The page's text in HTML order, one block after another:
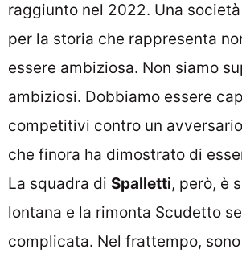
raggiunto nel 2022. Una società
per la storia che rappresenta
essere ambiziosa. Non siamo
ambiziosi. Dobbiamo essere
competitivi contro un
che finora ha dimostrato di
La squadra di Spalletti, però, è
lontana e la rimonta Scudetto
complicata. Nel frattempo,